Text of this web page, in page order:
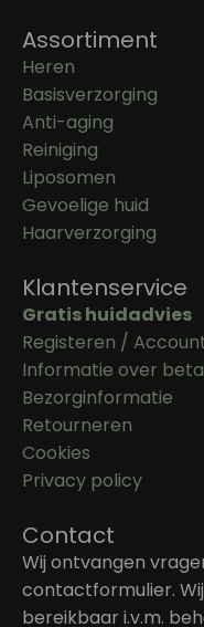
Assortiment
Heren
Basisverzorging
Anti-aging
Reiniging
Liposomen
Gevoelige huid
Haarverzorging
Klantenservice
Gratis huidadvies
Registeren /
Informatie over
Bezorginformatie
Retourneren
Cookies
Privacy policy
Contact
Wij ontvangen
contactformulier.
bereikbaar i.v.m.